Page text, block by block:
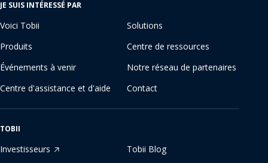
JE SUIS INTÉRESSÉ PAR
Voici Tobii
Solutions
Produits
Centre de ressources
Événements à venir
Notre réseau de partenaires
Centre d'assistance et d'aide
Contact
TOBII
Investisseurs
Tobii Blog